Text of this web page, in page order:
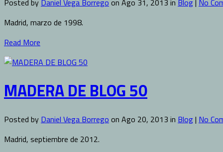
Madrid, marzo de 1998.
Read More
MADERA DE BLOG 50
Posted by Daniel Vega Borrego on Ago 20, 2013 in Blog| No
Madrid, septiembre de 2012.